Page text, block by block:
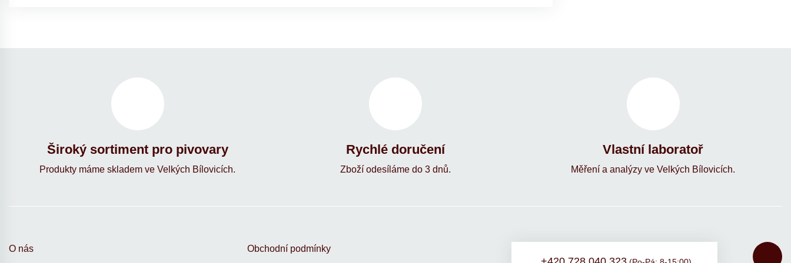
Široký sortiment pro pivovary
Produkty máme skladem ve Velkých Bílovicích.
Rychlé doručení
Zboží odesíláme do 3 dnů.
Vlastní laboratoř
Měření a analýzy ve Velkých Bílovicích.
O nás Obchodní podmínky